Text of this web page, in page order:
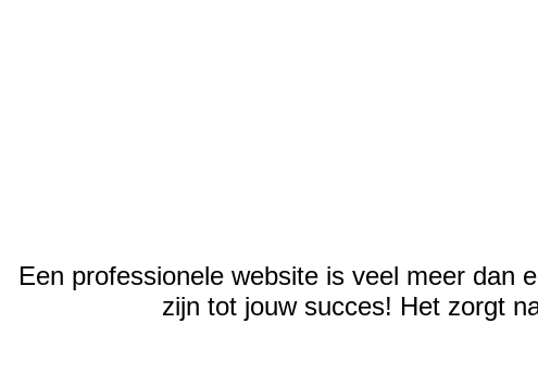
Een professionele website is veel meer dan
zijn tot jouw succes! Het zorgt